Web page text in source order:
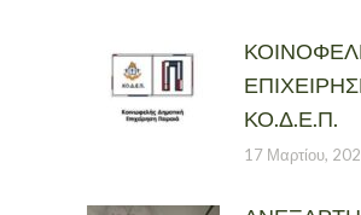
ΚΟ.Δ.Ε.Π.
17 Μαρτίου,